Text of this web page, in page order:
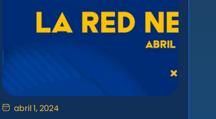
abril 1, 2024